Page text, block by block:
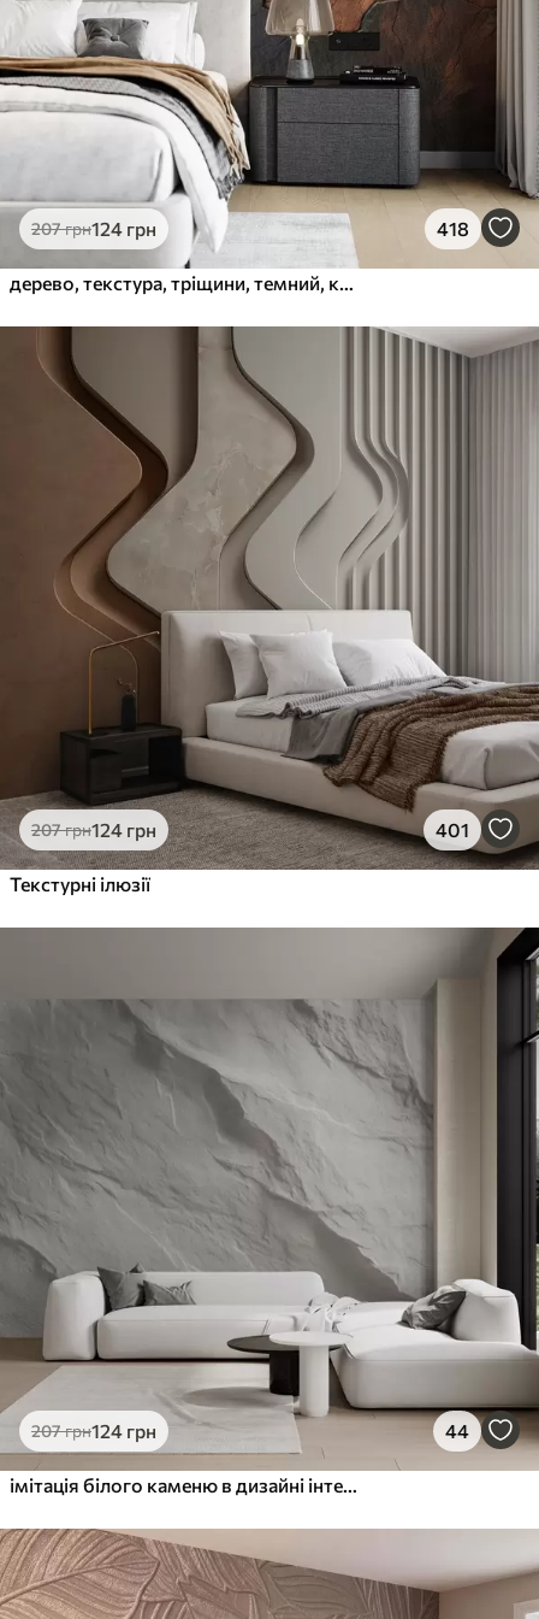
1216730грн/м²
Peel and Stick
1458875грн/м²
207грн124 грн 418
207грн124 грн 401
Текстурні ілюзії
207грн124 грн 44